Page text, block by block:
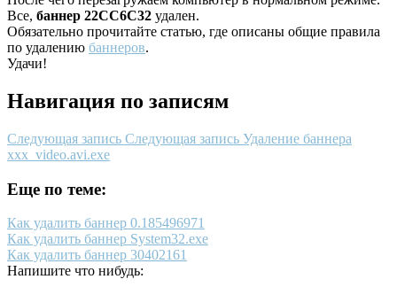
Все, баннер 22CC6C32 удален.
Обязательно прочитайте статью, где описаны общие правила
по удалению баннеров.
Удачи!
Навигация по записям
Следующая запись Следующая запись Удаление баннера
xxx_video.avi.exe
Еще по теме:
Как удалить баннер 0.185496971
Как удалить баннер System32.exe
Как удалить баннер 30402161
Напишите что нибудь: